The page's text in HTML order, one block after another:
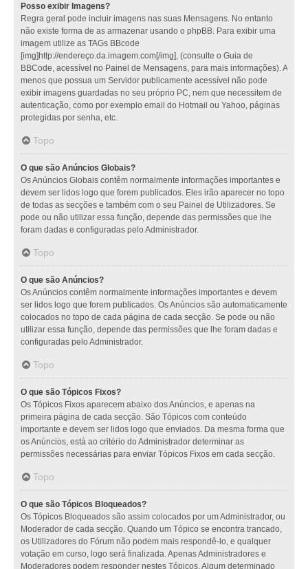
Posso exibir Imagens?
Regra geral pode incluir imagens nas suas Mensagens. No entanto
não existe forma de as armazenar usando o phpBB. Para exibir uma
imagem utilize as TAGs BBcode
[img]http://endereço.da.imagem.com[/img], (consulte o Guia de
BBCode, acessível no Painel de Mensagens, para mais informações). A
menos que possua um Servidor publicamente acessível não pode
exibir imagens guardadas no seu próprio PC, nem que necessitem de
autenticação, como por exemplo email do Hotmail ou Yahoo, páginas
protegidas por senha, etc.
Topo
O que são Anúncios Globais?
Os Anúncios Globais contêm normalmente informações importantes e
devem ser lidos logo que forem publicados. Eles irão aparecer no topo
de todas as secções e também com o seu Painel de Utilizadores. Se
pode ou não utilizar essa função, depende das permissões que lhe
foram dadas e configuradas pelo Administrador.
Topo
O que são Anúncios?
Os Anúncios contêm normalmente informações importantes e devem
ser lidos logo que forem publicados. Os Anúncios são automaticamente
colocados no topo de cada página de cada secção. Se pode ou não
utilizar essa função, depende das permissões que lhe foram dadas e
configuradas pelo Administrador.
Topo
O que são Tópicos Fixos?
Os Tópicos Fixos aparecem abaixo dos Anúncios, e apenas na
primeira página de cada secção. São Tópicos com conteúdo
importante e devem ser lidos logo que enviados. Da mesma forma que
os Anúncios, está ao critério do Administrador determinar as
permissões necessárias para enviar Tópicos Fixos em cada secção.
Topo
O que são Tópicos Bloqueados?
Os Tópicos Bloqueados são assim colocados por um Administrador, ou
Moderador de cada secção. Quando um Tópico se encontra trancado,
os Utilizadores do Fórum não podem mais respondê-lo, e qualquer
votação em curso, logo será finalizada. Apenas Administradores e
Moderadores podem responder nestes Tópicos. Algum determinado